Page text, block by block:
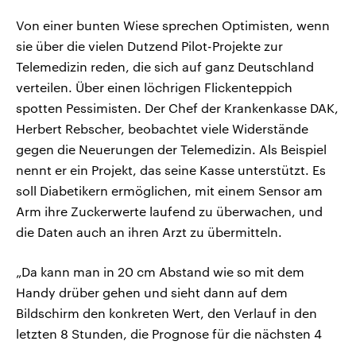
Von einer bunten Wiese sprechen Optimisten, wenn
sie über die vielen Dutzend Pilot-Projekte zur
Telemedizin reden, die sich auf ganz Deutschland
verteilen. Über einen löchrigen Flickenteppich
spotten Pessimisten. Der Chef der Krankenkasse DAK,
Herbert Rebscher, beobachtet viele Widerstände
gegen die Neuerungen der Telemedizin. Als Beispiel
nennt er ein Projekt, das seine Kasse unterstützt. Es
soll Diabetikern ermöglichen, mit einem Sensor am
Arm ihre Zuckerwerte laufend zu überwachen, und
die Daten auch an ihren Arzt zu übermitteln.
„Da kann man in 20 cm Abstand wie so mit dem
Handy drüber gehen und sieht dann auf dem
Bildschirm den konkreten Wert, den Verlauf in den
letzten 8 Stunden, die Prognose für die nächsten 4